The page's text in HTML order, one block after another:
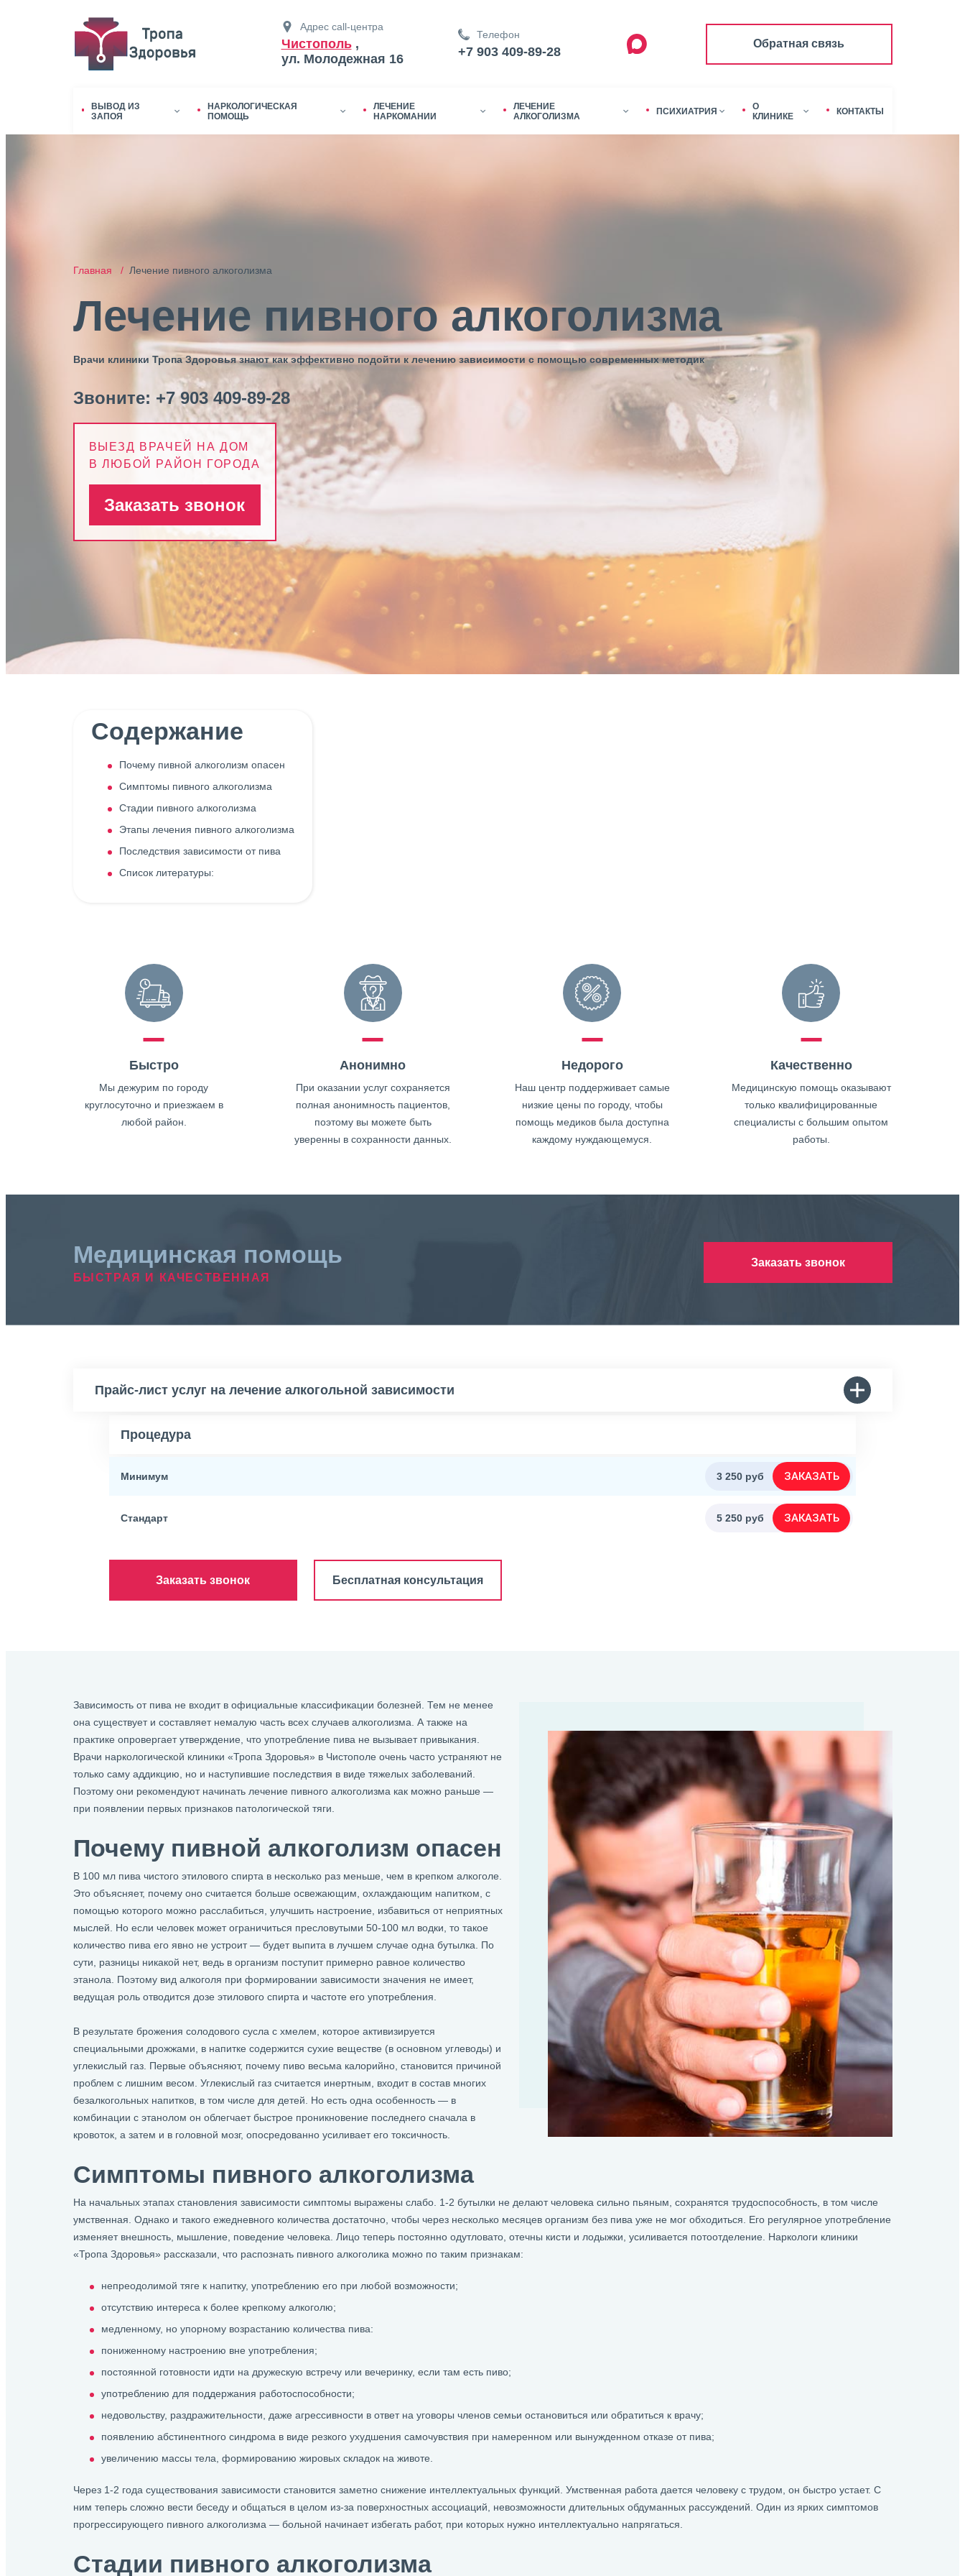
Адрес call-центра
Чистополь,
ул. Молодежная 16
Телефон
+7 903 409-89-28
Обратная связь
ВЫВОД ИЗ
ЗАПОЯ
НАРКОЛОГИЧЕСКАЯ
ПОМОЩЬ
ЛЕЧЕНИЕ
НАРКОМАНИИ
ЛЕЧЕНИЕ
АЛКОГОЛИЗМА
ПСИХИАТРИЯ
О
КЛИНИКЕ
КОНТАКТЫ
Главная / Лечение пивного алкоголизма
Лечение пивного алкоголизма
Врачи клиники Тропа Здоровья знают как эффективно подойти к лечению зависимости с помощью современных методик
Звоните: +7 903 409-89-28
ВЫЕЗД ВРАЧЕЙ НА ДОМ
В ЛЮБОЙ РАЙОН ГОРОДА
Заказать звонок
Содержание
Почему пивной алкоголизм опасен
Симптомы пивного алкоголизма
Стадии пивного алкоголизма
Этапы лечения пивного алкоголизма
Последствия зависимости от пива
Список литературы:
Быстро
Мы дежурим по городу
круглосуточно и приезжаем в
любой район.
Анонимно
При оказании услуг сохраняется
полная анонимность пациентов,
поэтому вы можете быть
уверенны в сохранности данных.
Недорого
Наш центр поддерживает самые
низкие цены по городу, чтобы
помощь медиков была доступна
каждому нуждающемуся.
Качественно
Медицинскую помощь оказывают
только квалифицированные
специалисты с большим опытом
работы.
Медицинская помощь
БЫСТРАЯ И КАЧЕСТВЕННАЯ
Заказать звонок
Прайс-лист услуг на лечение алкогольной зависимости
Процедура
Минимум 3 250 руб ЗАКАЗАТЬ
Стандарт 5 250 руб ЗАКАЗАТЬ
Заказать звонок Бесплатная консультация
Зависимость от пива не входит в официальные классификации болезней. Тем не менее
она существует и составляет немалую часть всех случаев алкоголизма. А также на
практике опровергает утверждение, что употребление пива не вызывает привыкания.
Врачи наркологической клиники «Тропа Здоровья» в Чистополе очень часто устраняют не
только саму аддикцию, но и наступившие последствия в виде тяжелых заболеваний.
Поэтому они рекомендуют начинать лечение пивного алкоголизма как можно раньше —
при появлении первых признаков патологической тяги.
Почему пивной алкоголизм опасен
В 100 мл пива чистого этилового спирта в несколько раз меньше, чем в крепком алкоголе.
Это объясняет, почему оно считается больше освежающим, охлаждающим напитком, с
помощью которого можно расслабиться, улучшить настроение, избавиться от неприятных
мыслей. Но если человек может ограничиться пресловутыми 50-100 мл водки, то такое
количество пива его явно не устроит — будет выпита в лучшем случае одна бутылка. По
сути, разницы никакой нет, ведь в организм поступит примерно равное количество
этанола. Поэтому вид алкоголя при формировании зависимости значения не имеет,
ведущая роль отводится дозе этилового спирта и частоте его употребления.
В результате брожения солодового сусла с хмелем, которое активизируется
специальными дрожжами, в напитке содержится сухие веществе (в основном углеводы) и
углекислый газ. Первые объясняют, почему пиво весьма калорийно, становится причиной
проблем с лишним весом. Углекислый газ считается инертным, входит в состав многих
безалкогольных напитков, в том числе для детей. Но есть одна особенность — в
комбинации с этанолом он облегчает быстрое проникновение последнего сначала в
кровоток, а затем и в головной мозг, опосредованно усиливает его токсичность.
Симптомы пивного алкоголизма
На начальных этапах становления зависимости симптомы выражены слабо. 1-2 бутылки не делают человека сильно пьяным, сохранятся трудоспособность, в том числе
умственная. Однако и такого ежедневного количества достаточно, чтобы через несколько месяцев организм без пива уже не мог обходиться. Его регулярное употребление
изменяет внешность, мышление, поведение человека. Лицо теперь постоянно одутловато, отечны кисти и лодыжки, усиливается потоотделение. Наркологи клиники
«Тропа Здоровья» рассказали, что распознать пивного алкоголика можно по таким признакам:
непреодолимой тяге к напитку, употреблению его при любой возможности;
отсутствию интереса к более крепкому алкоголю;
медленному, но упорному возрастанию количества пива:
пониженному настроению вне употребления;
постоянной готовности идти на дружескую встречу или вечеринку, если там есть пиво;
употреблению для поддержания работоспособности;
недовольству, раздражительности, даже агрессивности в ответ на уговоры членов семьи остановиться или обратиться к врачу;
появлению абстинентного синдрома в виде резкого ухудшения самочувствия при намеренном или вынужденном отказе от пива;
увеличению массы тела, формированию жировых складок на животе.
Через 1-2 года существования зависимости становится заметно снижение интеллектуальных функций. Умственная работа дается человеку с трудом, он быстро устает. С
ним теперь сложно вести беседу и общаться в целом из-за поверхностных ассоциаций, невозможности длительных обдуманных рассуждений. Один из ярких симптомов
прогрессирующего пивного алкоголизма — больной начинает избегать работ, при которых нужно интеллектуально напрягаться.
Стадии пивного алкоголизма